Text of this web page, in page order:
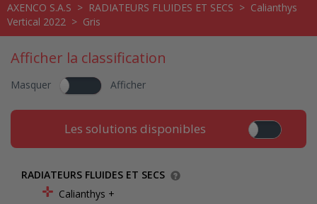
AXENCO S.A.S > RADIATEURS FLUIDES ET SECS > Calianthys
Vertical 2022 > Gris
Afficher la classification
Masquer Afficher
Les solutions disponibles
RADIATEURS FLUIDES ET SECS
Calianthys +